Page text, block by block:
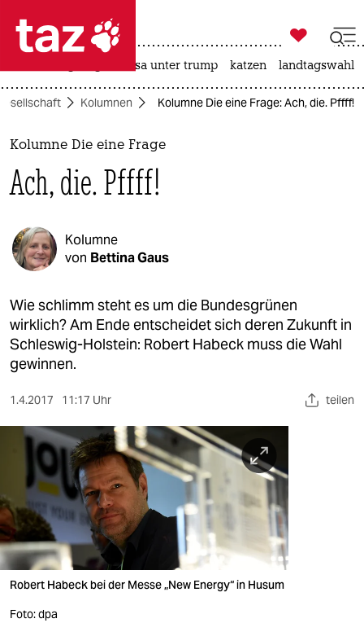
 taz zahl ich
taz zahl ich
themen
politik
gesellschaft
kultur
sport
berlin
nord
wahrheit
verlag
verlag
veranstaltungen
shop

taz zahl ich
usa unter trump katzen landtagswahl
Kolumnen Kolumne Die eine Frage: Ach, die. Pffff!
Kolumne Die eine Frage
Ach, die. Pffff!
Kolumne
von Bettina Gaus
Wie schlimm steht es um die Bundesgrünen
wirklich? Am Ende entscheidet sich deren Zukunft in
Schleswig-Holstein: Robert Habeck muss die Wahl
gewinnen.
1.4.2017 11:17 Uhr teilen
Robert Habeck bei der Messe „New Energy“ in Husum
Foto: dpa